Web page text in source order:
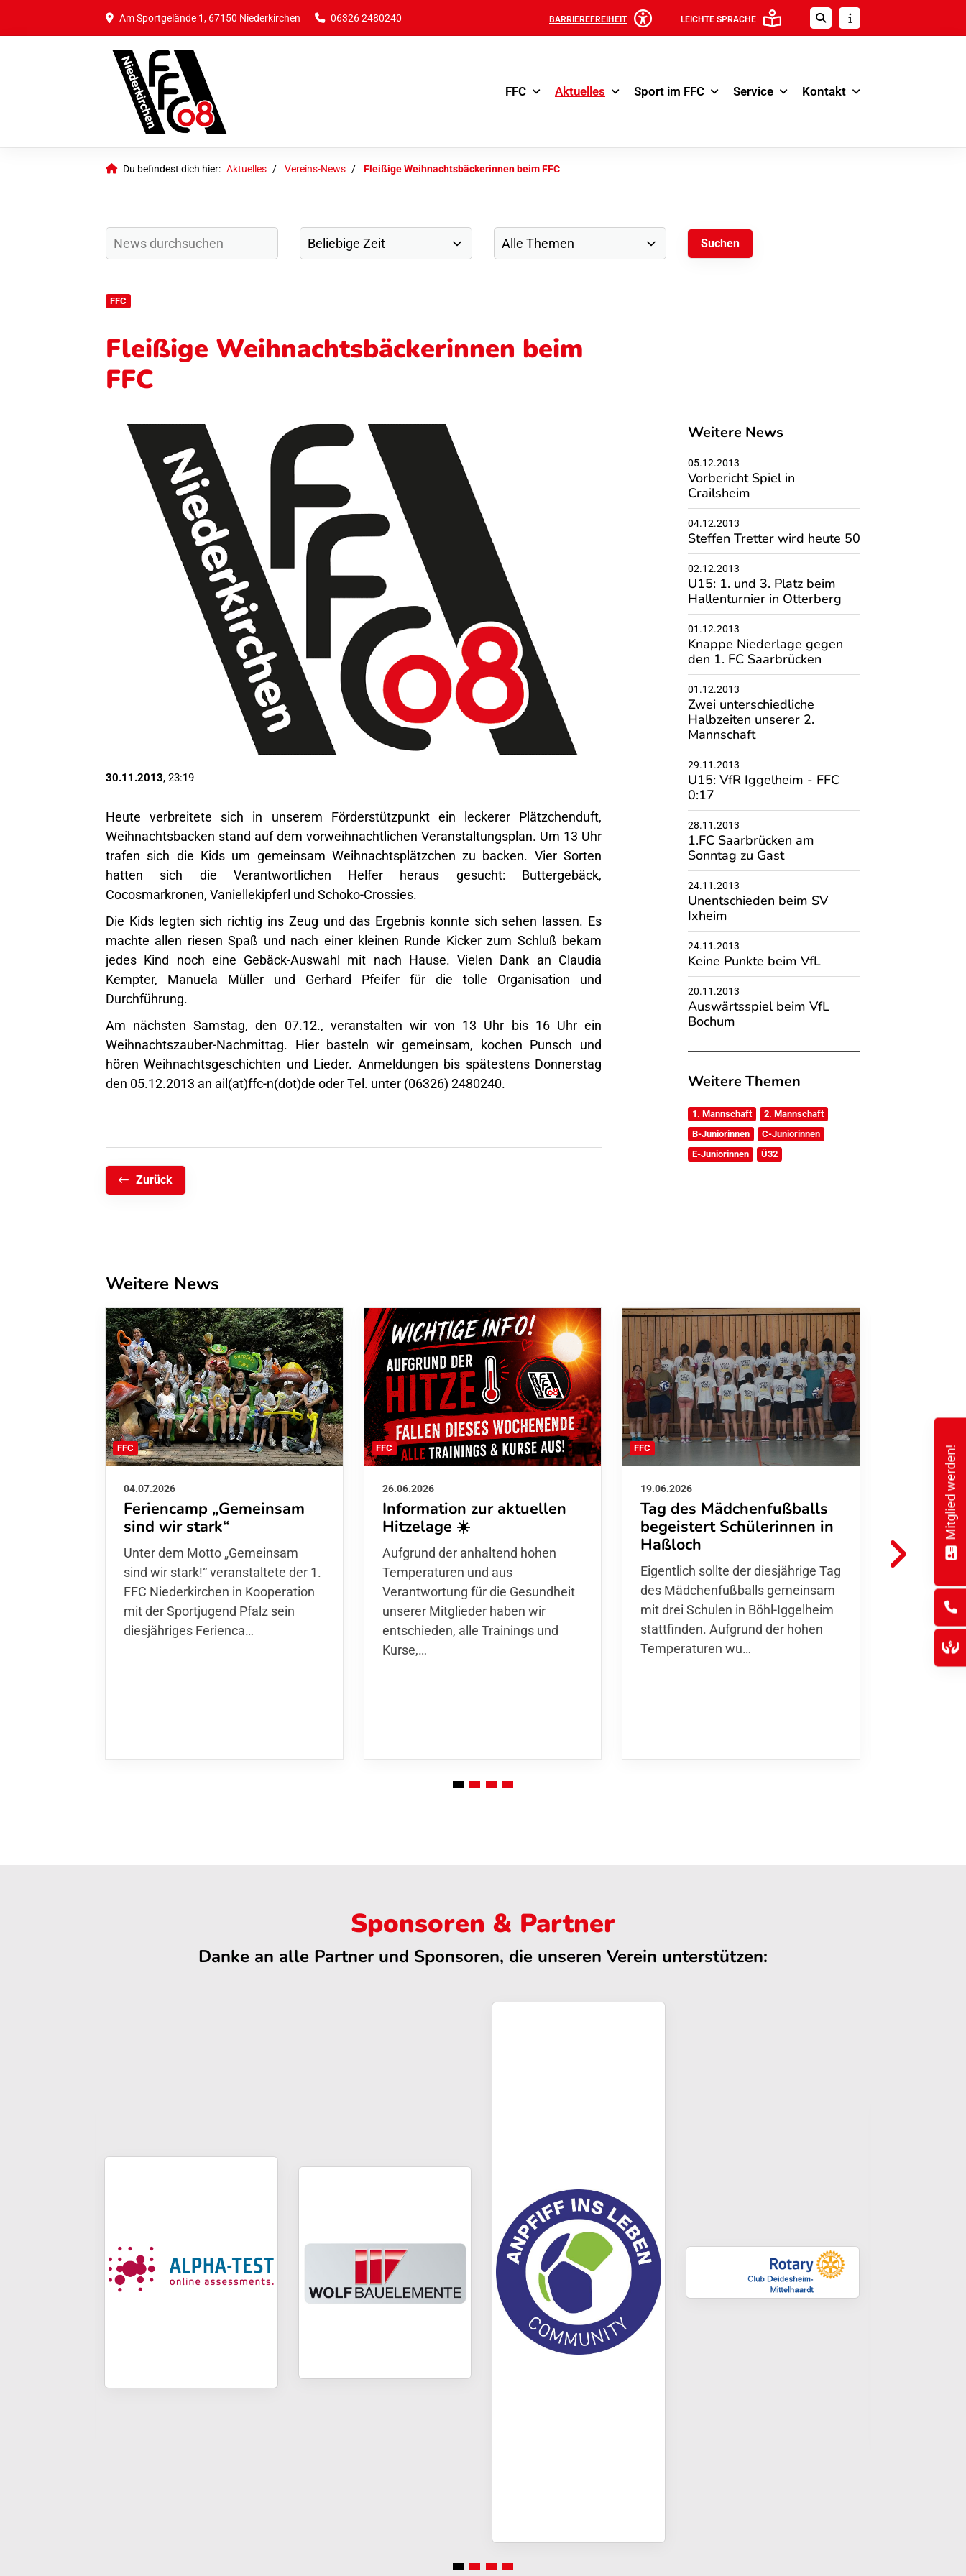
Am Sportgelände 1, 67150 Niederkirchen 06326 2480240 BARRIEREFREIHEIT LEICHTE SPRACHE
FFC Aktuelles Sport im FFC Service Kontakt
Du befindest dich hier: Aktuelles Vereins-News Fleißige Weihnachtsbäckerinnen beim FFC
FFC
Fleißige Weihnachtsbäckerinnen beim
FFC
30.11.2013, 23:19
Heute verbreitete sich in unserem Förderstützpunkt ein leckerer Plätzchenduft,
Weihnachtsbacken stand auf dem vorweihnachtlichen Veranstaltungsplan. Um 13 Uhr
trafen sich die Kids um gemeinsam Weihnachtsplätzchen zu backen. Vier Sorten
hatten sich die Verantwortlichen Helfer heraus gesucht: Buttergebäck,
Cocosmarkronen, Vaniellekipferl und Schoko-Crossies.
Die Kids legten sich richtig ins Zeug und das Ergebnis konnte sich sehen lassen. Es
machte allen riesen Spaß und nach einer kleinen Runde Kicker zum Schluß bekam
jedes Kind noch eine Gebäck-Auswahl mit nach Hause. Vielen Dank an Claudia
Kempter, Manuela Müller und Gerhard Pfeifer für die tolle Organisation und
Durchführung.
Am nächsten Samstag, den 07.12., veranstalten wir von 13 Uhr bis 16 Uhr ein
Weihnachtszauber-Nachmittag. Hier basteln wir gemeinsam, kochen Punsch und
hören Weihnachtsgeschichten und Lieder. Anmeldungen bis spätestens Donnerstag
den 05.12.2013 an ail(at)ffc-n(dot)de oder Tel. unter (06326) 2480240.
Zurück
Weitere News
05.12.2013
Vorbericht Spiel in
Crailsheim
04.12.2013
Steffen Tretter wird heute 50
02.12.2013
U15: 1. und 3. Platz beim
Hallenturnier in Otterberg
01.12.2013
Knappe Niederlage gegen
den 1. FC Saarbrücken
01.12.2013
Zwei unterschiedliche
Halbzeiten unserer 2.
Mannschaft
29.11.2013
U15: VfR Iggelheim - FFC
0:17
28.11.2013
1.FC Saarbrücken am
Sonntag zu Gast
24.11.2013
Unentschieden beim SV
Ixheim
24.11.2013
Keine Punkte beim VfL
20.11.2013
Auswärtsspiel beim VfL
Bochum
Weitere Themen
1. Mannschaft
2. Mannschaft
B-Juniorinnen
C-Juniorinnen
E-Juniorinnen
Ü32
Weitere News
FFC
04.07.2026
Feriencamp „Gemeinsam
sind wir stark“
Unter dem Motto „Gemeinsam sind
wir stark!“ veranstaltete der 1. FFC
Niederkirchen in Kooperation mit
der Sportjugend Pfalz sein
diesjähriges Ferienca…
FFC
26.06.2026
Information zur aktuellen
Hitzelage ☀️
Aufgrund der anhaltend hohen
Temperaturen und aus
Verantwortung für die Gesundheit
unserer Mitglieder haben wir
entschieden, alle Trainings und
Kurse,…
FFC
19.06.2026
Tag des Mädchenfußballs
begeistert Schülerinnen in
Haßloch
Eigentlich sollte der diesjährige Tag
des Mädchenfußballs gemeinsam
mit drei Schulen in Böhl-Iggelheim
stattfinden. Aufgrund der hohen
Temperaturen wu…
01.06.2026
Danke
FFC
Hoffmann
den
Finnla…
Sponsoren & Partner
Danke an alle Partner und Sponsoren, die unseren Verein unterstützen:
Mitglied werden!